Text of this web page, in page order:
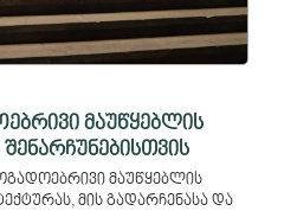
მაუწყებლის
მაუწყებლის
მის გადარჩენასა და